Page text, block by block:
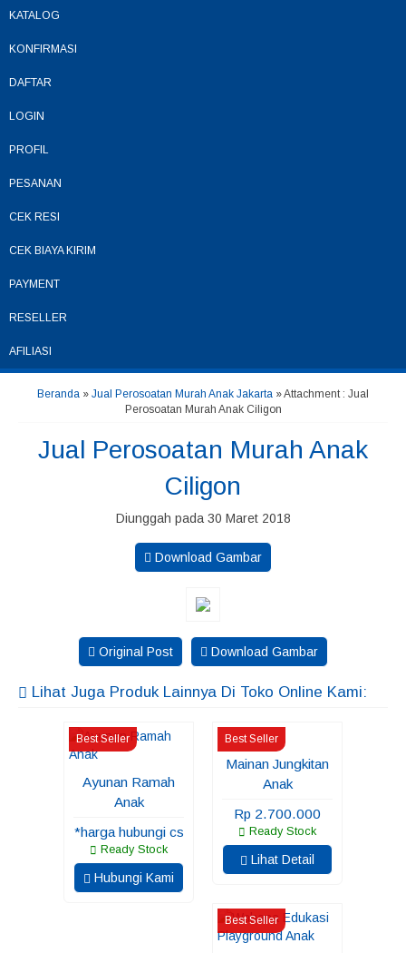
KATALOG
KONFIRMASI
DAFTAR
LOGIN
PROFIL
PESANAN
CEK RESI
CEK BIAYA KIRIM
PAYMENT
RESELLER
AFILIASI
Beranda » Jual Perosoatan Murah Anak Jakarta » Attachment : Jual
Perosoatan Murah Anak Ciligon
Jual Perosoatan Murah Anak
Ciligon
Diunggah pada 30 Maret 2018
Download Gambar
Original Post Download Gambar
Lihat Juga Produk Lainnya Di Toko Online Kami:
Best Seller
Ayunan Ramah
Anak
*harga hubungi cs
Ready Stock
Hubungi Kami
Best Seller
Mainan Jungkitan
Anak
Rp 2.700.000
Ready Stock
Lihat Detail
Best Seller